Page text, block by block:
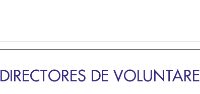
DIRECTORES DE VOLUNTARE